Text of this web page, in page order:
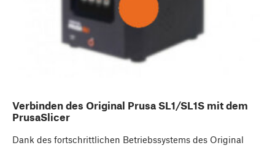
Verbinden des Original Prusa SL1/SL1S mit dem
PrusaSlicer
Dank des fortschrittlichen Betriebssystems des Original